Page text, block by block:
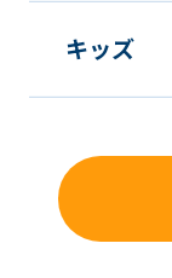
キッズ